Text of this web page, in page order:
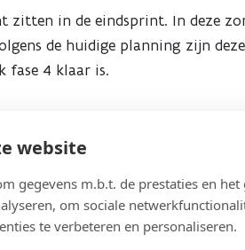
website
gegevens m.b.t. de prestaties en het
om sociale
te verbeteren en personaliseren.
zitten in de eindsprint. In deze
de huidige planning zijn
fase 4 klaar is.
met de Meierij, Kraaiestee en